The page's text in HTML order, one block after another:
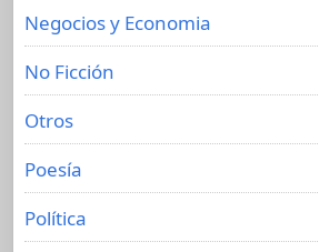
Negocios y Economia
No Ficción
Otros
Poesía
Política